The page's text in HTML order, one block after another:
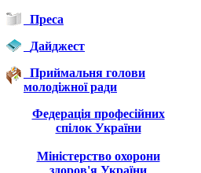
Преса
Дайджест
Приймальня голови
молодіжної ради
Федерація професійних
спілок України
Міністерство охорони
здоров'я України